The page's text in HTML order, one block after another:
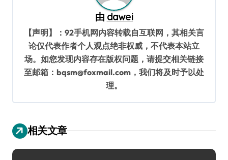
由 dawei
【声明】：92手机网内容转载自互联网，其相关言
论仅代表作者个人观点绝非权威，不代表本站立
场。如您发现内容存在版权问题，请提交相关链接
至邮箱：bqsm@foxmail.com，我们将及时予以处
理。
相关文章